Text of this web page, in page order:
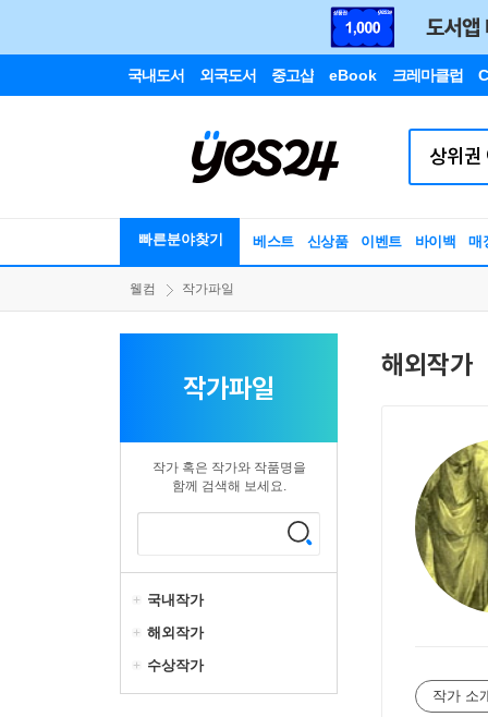
국내도서 외국도서 중고샵 eBook 크레마클럽
빠른분야찾기 베스트 신상품 이벤트 바이백 매
웰컴 작가파일
작가파일
작가 혹은 작가와 작품명을
함께 검색해 보세요.
국내작가
해외작가
수상작가
해외작가
작가 소